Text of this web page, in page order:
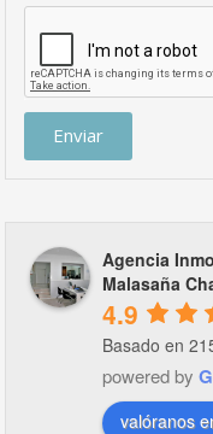
Enviar
Agencia
Malasaña
4.9
Basado en
powered by G
valóranos